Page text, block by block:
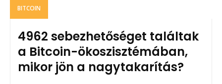
BITCOIN
4962 sebezhetőséget találtak
a Bitcoin-ökoszisztémában,
mikor jön a nagytakarítás?